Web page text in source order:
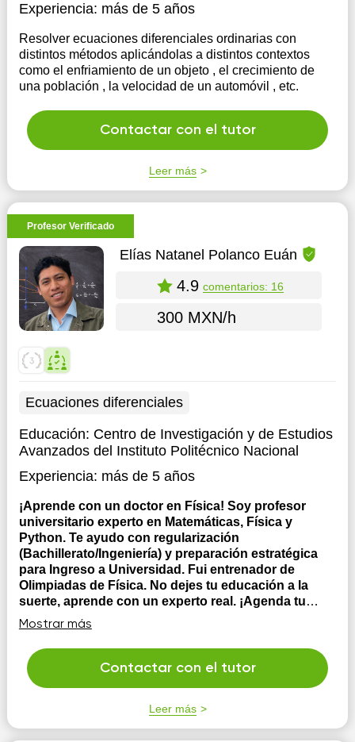
Experiencia: más de 5 años
Resolver ecuaciones diferenciales ordinarias con
distintos métodos aplicándolas a distintos contextos
como el enfriamiento de un objeto , el crecimiento de
una población , la velocidad de un automóvil , etc.
Contactar con el tutor
Leer más
Profesor Verificado
Elías Natanel Polanco Euán
4.9 comentarios: 16
300 MXN/h
Ecuaciones diferenciales
Educación: Centro de Investigación y de Estudios
Avanzados del Instituto Politécnico Nacional
Experiencia: más de 5 años
¡Aprende con un doctor en Física! Soy profesor
universitario experto en Matemáticas, Física y
Python. Te ayudo con regularización
(Bachillerato/Ingeniería) y preparación estratégica
para Ingreso a Universidad. Fui entrenador de
Olimpiadas de Física. No dejes tu educación a la
suerte, aprende con un experto real. ¡Agenda tu
clase hoy!
graduado de la Universidad Autónoma de Yucatán
(UADY), mi tesis fue sobre materia granular. -Maestría
en Ciencias con especialidad en Física Aplicada por el
Centro de Investigaciones y de Estudios Avanzados del
Mostrar más
Contactar con el tutor
Leer más